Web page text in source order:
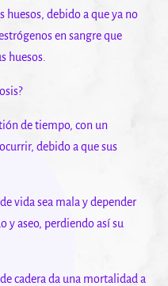
huesos, debido a que ya no
en sangre que
huesos.
de tiempo, con un
debido a que sus
vida sea mala y depender
y aseo, perdiendo así su
cadera da una mortalidad a